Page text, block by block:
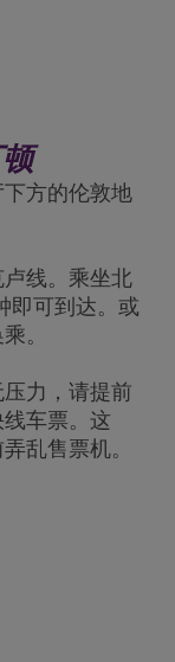
方的伦敦地
线。乘坐北
即可到达。或
。
力，请提前
车票。这
乱售票机。